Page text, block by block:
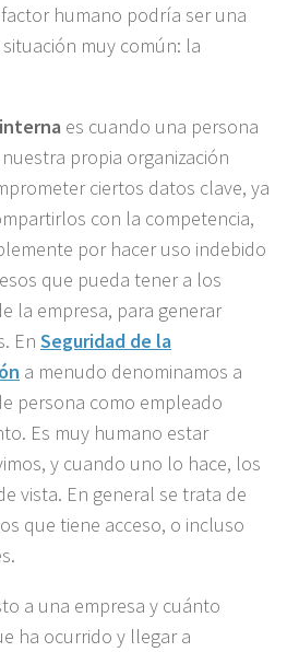
humano podría ser una
muy común: la
es cuando una persona
propia organización
ciertos datos clave, ya
con la competencia,
por hacer uso indebido
que pueda tener a los
la empresa, para generar
En Seguridad de la
a menudo denominamos a
persona como empleado
Es muy humano estar
y cuando uno lo hace, los
vista. En general se trata de
que tiene acceso, o incluso
a una empresa y cuánto
ha ocurrido y llegar a